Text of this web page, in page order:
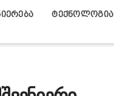
ᲢᲔᲥᲜᲝᲚᲝᲒᲘᲐ